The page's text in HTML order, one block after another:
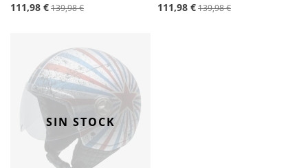
111,98 €139,98 € 111,98 €139,98 €
SIN STOCK